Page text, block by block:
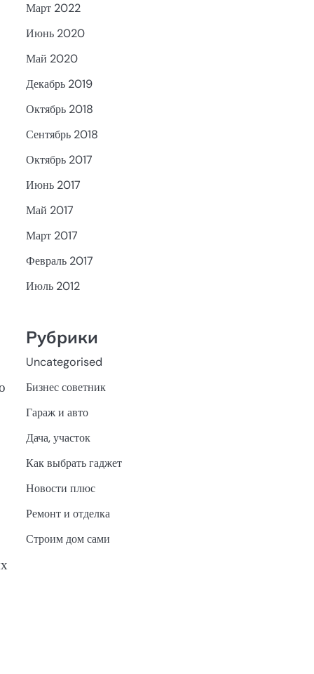
Март 2022
Июнь 2020
Май 2020
Декабрь 2019
Октябрь 2018
Сентябрь 2018
Октябрь 2017
Июнь 2017
Май 2017
Март 2017
Февраль 2017
Июль 2012
Рубрики
Uncategorised
Бизнес советник
Гараж и авто
Дача, участок
Как выбрать гаджет
Новости плюс
Ремонт и отделка
Строим дом сами